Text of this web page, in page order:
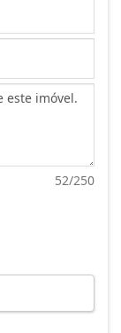
52/250